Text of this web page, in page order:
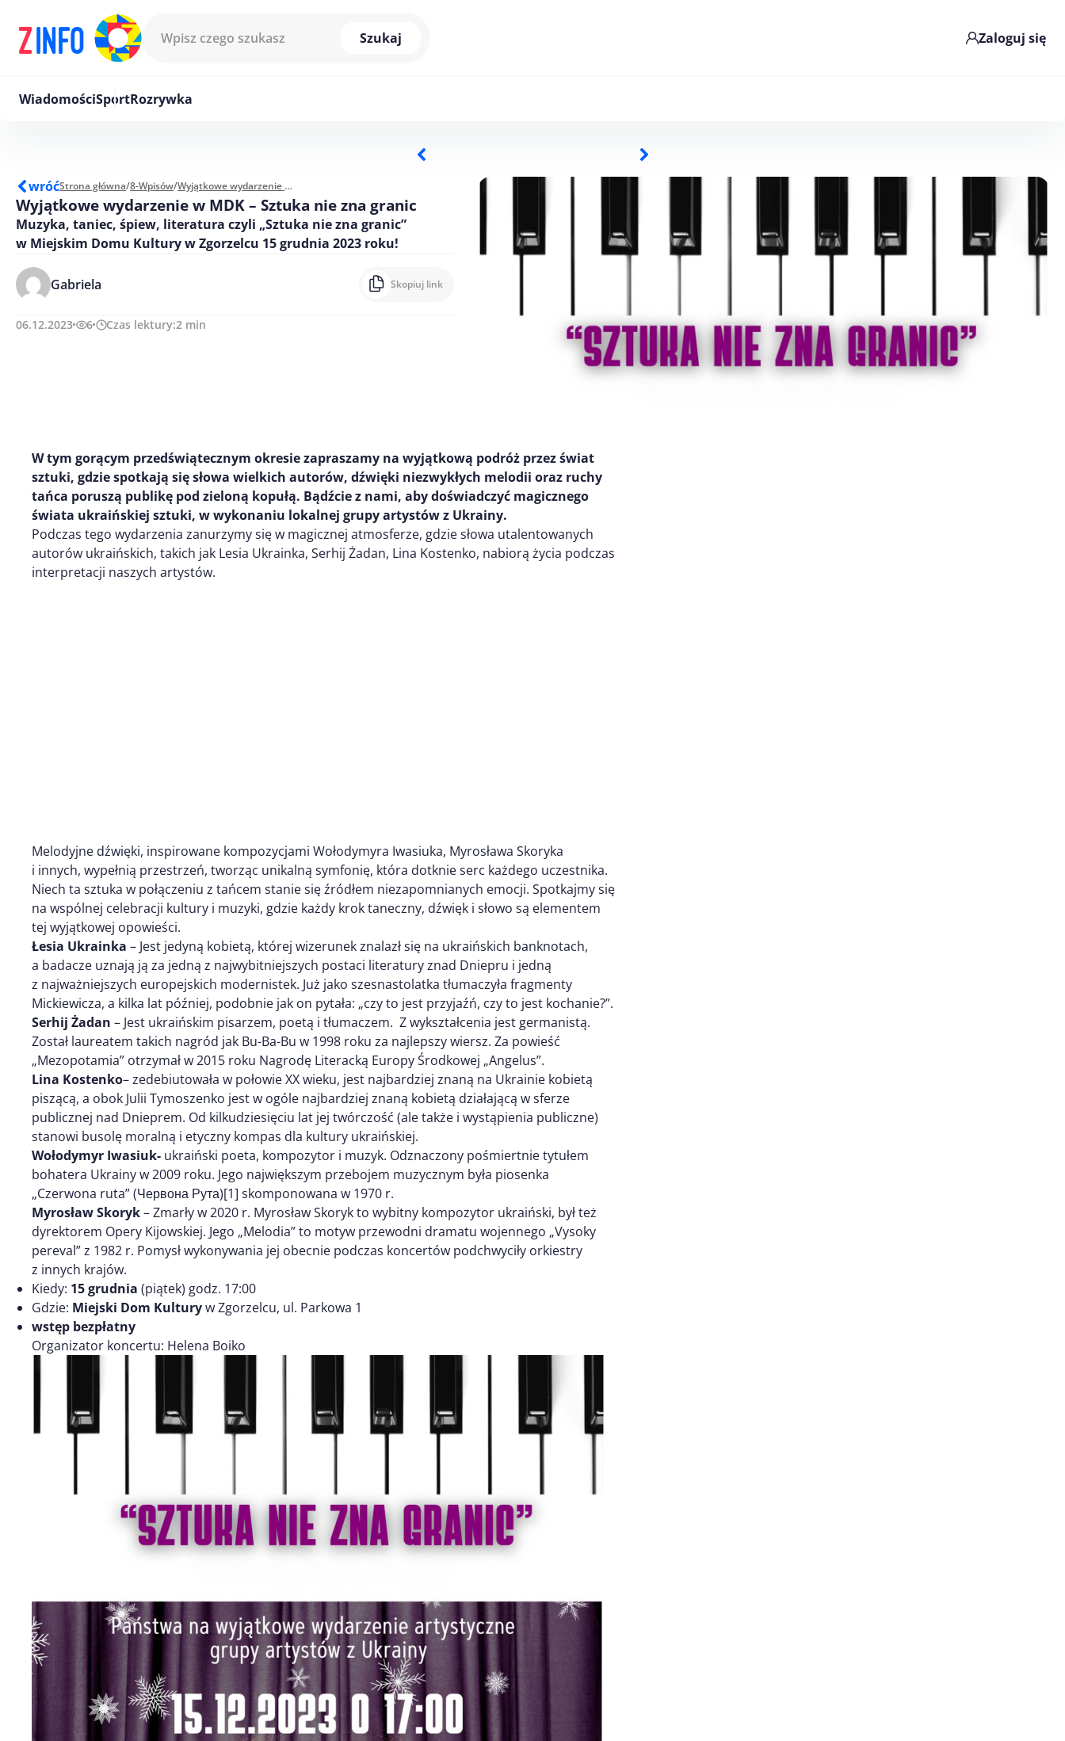
Szukaj
Zaloguj się
WiadomościSportRozrywka
wróćStrona główna/8-Wpisów/ Wyjątkowe wydarzenie w MDK – Sztuka nie zna granic
Wyjątkowe wydarzenie w MDK – Sztuka nie zna granic
Muzyka, taniec, śpiew, literatura czyli „Sztuka nie zna granic”
w Miejskim Domu Kultury w Zgorzelcu 15 grudnia 2023 roku!
Gabriela Skopiuj link
06.12.2023 6 Czas lektury:2 min
W tym gorącym przedświątecznym okresie zapraszamy na wyjątkową podróż przez świat
sztuki, gdzie spotkają się słowa wielkich autorów, dźwięki niezwykłych melodii oraz ruchy
tańca poruszą publikę pod zieloną kopułą. Bądźcie z nami, aby doświadczyć magicznego
świata ukraińskiej sztuki, w wykonaniu lokalnej grupy artystów z Ukrainy.
Podczas tego wydarzenia zanurzymy się w magicznej atmosferze, gdzie słowa utalentowanych
autorów ukraińskich, takich jak Lesia Ukrainka, Serhij Żadan, Lina Kostenko, nabiorą życia podczas
interpretacji naszych artystów.
Melodyjne dźwięki, inspirowane kompozycjami Wołodymyra Iwasiuka, Myrosława Skoryka
i innych, wypełnią przestrzeń, tworząc unikalną symfonię, która dotknie serc każdego uczestnika.
Niech ta sztuka w połączeniu z tańcem stanie się źródłem niezapomnianych emocji. Spotkajmy się
na wspólnej celebracji kultury i muzyki, gdzie każdy krok taneczny, dźwięk i słowo są elementem
tej wyjątkowej opowieści.
Łesia Ukrainka – Jest jedyną kobietą, której wizerunek znalazł się na ukraińskich banknotach,
a badacze uznają ją za jedną z najwybitniejszych postaci literatury znad Dniepru i jedną
z najważniejszych europejskich modernistek. Już jako szesnastolatka tłumaczyła fragmenty
Mickiewicza, a kilka lat później, podobnie jak on pytała: „czy to jest przyjaźń, czy to jest kochanie?”.
Serhij Żadan – Jest ukraińskim pisarzem, poetą i tłumaczem. Z wykształcenia jest germanistą.
Został laureatem takich nagród jak Bu-Ba-Bu w 1998 roku za najlepszy wiersz. Za powieść
„Mezopotamia” otrzymał w 2015 roku Nagrodę Literacką Europy Środkowej „Angelus”.
Lina Kostenko– zedebiutowała w połowie XX wieku, jest najbardziej znaną na Ukrainie kobietą
piszącą, a obok Julii Tymoszenko jest w ogóle najbardziej znaną kobietą działającą w sferze
publicznej nad Dnieprem. Od kilkudziesięciu lat jej twórczość (ale także i wystąpienia publiczne)
stanowi busolę moralną i etyczny kompas dla kultury ukraińskiej.
Wołodymyr Iwasiuk- ukraiński poeta, kompozytor i muzyk. Odznaczony pośmiertnie tytułem
bohatera Ukrainy w 2009 roku. Jego największym przebojem muzycznym była piosenka
„Czerwona ruta” (Червона Рута)[1] skomponowana w 1970 r.
Myrosław Skoryk– Zmarły w 2020 r. Myrosław Skoryk to wybitny kompozytor ukraiński, był też
dyrektorem Opery Kijowskiej. Jego „Melodia” to motyw przewodni dramatu wojennego „Vysoky
pereval” z 1982 r. Pomysł wykonywania jej obecnie podczas koncertów podchwyciły orkiestry
z innych krajów.
Kiedy: 15 grudnia (piątek) godz. 17:00
Gdzie: Miejski Dom Kulturyw Zgorzelcu, ul. Parkowa 1
wstęp bezpłatny
Organizator koncertu: Helena Boiko